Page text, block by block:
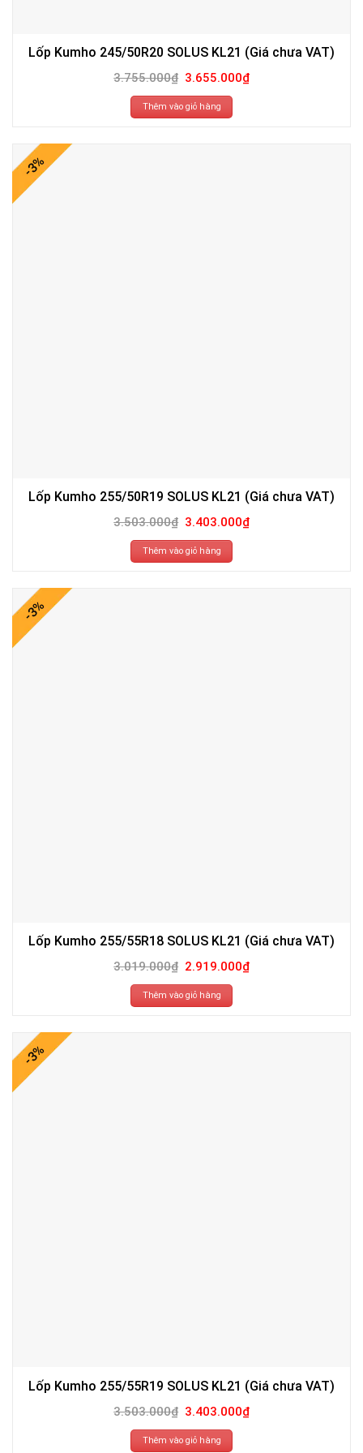
Lốp Kumho 245/50R20 SOLUS KL21 (Giá chưa VAT)
3.755.000₫ Giá
gốc
là:
3.755.000₫.
3.655.000₫Giá
hiện
Thêm vào giỏ hàng
-3%
Lốp Kumho 255/50R19 SOLUS KL21 (Giá chưa VAT)
3.503.000₫ Giá
gốc
là:
3.503.000₫.
3.403.000₫Giá
hiện
Thêm vào giỏ hàng
-3%
Lốp Kumho 255/55R18 SOLUS KL21 (Giá chưa VAT)
3.019.000₫ Giá
gốc
là:
3.019.000₫.
2.919.000₫Giá
hiện
Thêm vào giỏ hàng
-3%
Lốp Kumho 255/55R19 SOLUS KL21 (Giá chưa VAT)
3.503.000₫ Giá
gốc
là:
3.503.000₫.
3.403.000₫Giá
hiện
Thêm vào giỏ hàng